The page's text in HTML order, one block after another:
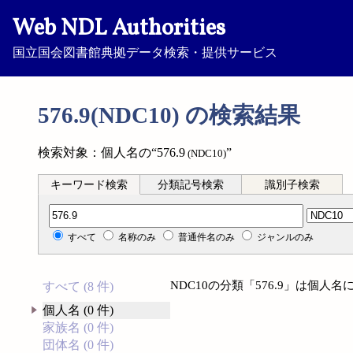
Web NDL Authorities
国立国会図書館典拠データ検索・提供サービス
576.9(NDC10) の検索結果
検索対象：個人名の“576.9 (NDC10)”
キーワード検索 分類記号検索 識別子検索
分類記号検索
すべて 名称のみ 普通件名のみ ジャンルのみ
すべて (8 件)
個人名 (0 件)
家族名 (0 件)
団体名 (0 件)
NDC10の分類「576.9」は個人名